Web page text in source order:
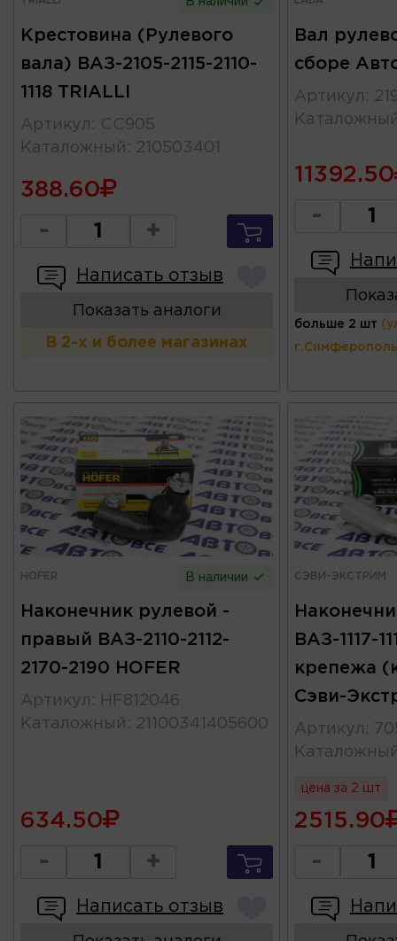
Крестовина (Рулевого
вала) ВАЗ-2105-2115-2110-
1118 TRIALLI
Артикул : CC905
Каталожный : 210503401
388.60
- +
Написать отзыв
Показать аналоги
В 2-х и более магазинах
Вал
сборе
Артикул :
11392.50
-
больше 2 шт
HOFER В наличии
Наконечник рулевой -
правый ВАЗ-2110-2112-
2170-2190 HOFER
Артикул :
HF812046
Каталожный : 21100341405600
634.50
- +
Написать отзыв
СЭВИ-ЭКСТРИМ
ВАЗ-1117-
крепежа
Сэви-
Артикул :
цена за 2 шт
2515.90
-